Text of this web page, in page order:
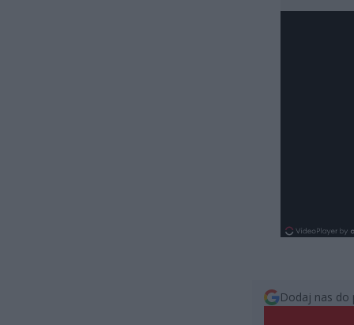
Dodaj nas do